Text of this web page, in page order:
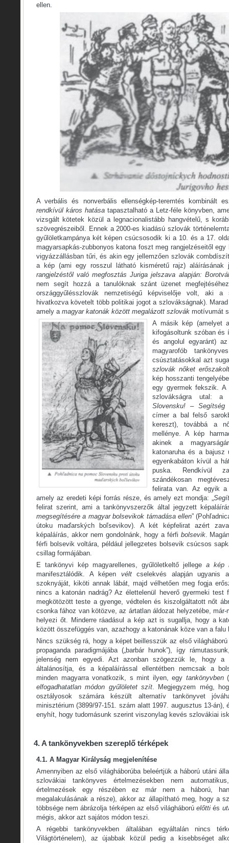
ellen.
A verbális és nonverbális ellenségkép-teremtés kombinált
rendkívül káros hatása tapasztalható a Letz-féle könyvben,
vizsgált kötetek közül a legnacionalistább hangvételű, s
szövegrészeiből. Ennek a 2000-es kiadású szlovák
gyűlöletkampánya két képen csúcsosodik ki a 10. és a 17.
magyarsapkás-zubbonyos katona foszt meg rangjelzéseitől
vigyázzállásban tűri, és akin egy jellemzően szlovák
a kép (ami egy rosszul látható kisméretű rajz) aláírásának
rangjelzéstől való megfosztás Juriga jelszava alapján:
nem segít hozzá a tanulóknak szánt üzenet
országgyűlésszlovák nemzetiségű képviselője volt, aki a
hivatkozva követelt több politikai jogot a szlovákságnak).
amely a magyar katonák között megalázott szlovák motívumát
A másik kép (amelyet
kifogásoltunk szóban és
és angolul egyaránt)
magyarofób
csúsztatásokkal azt
szlovák nőket
kép hosszanti
egy gyermek fekszik. A
szlovákságra utal: a
Slovensku! – Segítség
címer a bal felső
kereszt), továbbá a
mellénye. A kép
akinek a
katonaruha és a bajusz
egyenkabáton kívül a
puska. Rendkívül
szándékosan
felirata van. Az egyik
amely az eredeti képi forrás része, és amely ezt mondja: „
felirat szerint, ami a tankönyvszerzők által jegyzett
megsegítésére a magyar bolsevikok támadása ellen”
útoku maďarských boľsevikov). A két képfelirat azért
képaláírás, akkor nem gondolnánk, hogy a férfi bolsevik.
férfi bolsevik voltára, például jellegzetes bolsevik csúcsos
csillag formájában.
E tankönyvi kép magyarellenes, gyűlöletkeltő jellege a kép
manifesztálódik. A képen véltcselekvés alapján ugyanis
szoknyáját, kiköti annak lábát, majd vélhetően meg fogja
nincs a katonán nadrág? Az élettelenül heverő gyermeki test
megkötözött teste a gyenge, védtelen és kiszolgáltatott nőt
csonka fához van kötözve, az ártatlan áldozat helyzetébe, már-
helyezi őt. Minderre ráadásul a kép azt is sugallja, hogy a
között összefüggés van, azazhogy a katonának köze van a falu
Nincs szükség rá, hogy a képet beillesszük az első
propaganda paradigmájába („barbár hunok”), így
jelenség nem egyedi. Azt azonban szögezzük le, hogy
általánosítja, és a képaláírással ellentétben nemcsak a
minden magyarra vonatkozik, s mint ilyen, egy tankönyvben
elfogadhatatlan módon gyűlöletet szít . Megjegyzem még,
osztályosok számára készült alternatív tankönyvet
minisztérium (3899/97-151. szám alatt 1997. augusztus 13-án),
enyhít, hogy tudomásunk szerint viszonylag kevés szlovákiai
4. A tankönyvekben szereplő térképek
4.1. A Magyar Királyság megjelenítése
Amennyiben az első világháborúba beleértjük a háború utáni
szlovákiai tankönyves értelmezésekben nem
értelmezések egy részében ez már nem a háború,
megalakulásának a része), akkor az állapítható meg, hogy a
többsége nem ábrázolja térképen az első világháborúelőttiés
mégis, akkor azt sajátos módon teszi.
A régebbi tankönyvekben általában egyáltalán nincs
Világtörténelem), az újabbak közül pedig a kisebbséget